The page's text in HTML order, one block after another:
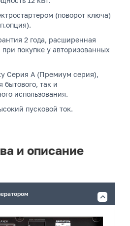
(поворот ключа)
2 года, расширенная
при покупке у авторизованных
Серия A (Премиум серия),
бытового, так и
использования.
пусковой ток.
и описание